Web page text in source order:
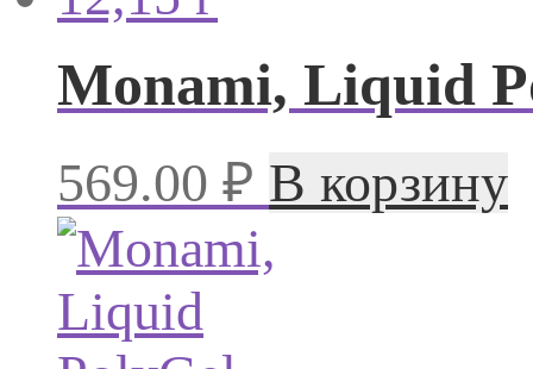
Monami, Liquid
569.00 ₽ В корзину